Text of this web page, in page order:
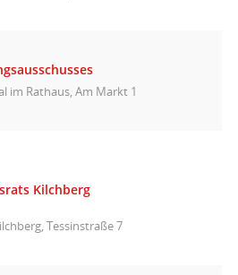
im Rathaus, Am Markt 1
Kilchberg
Tessinstraße 7